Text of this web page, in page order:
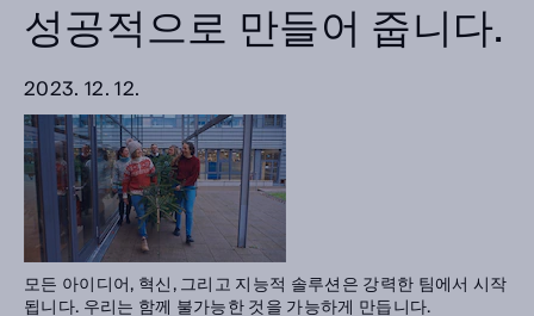
성공적으로 만들어 줍니다.
2023. 12. 12.
모든 아이디어, 혁신, 그리고 지능적 솔루션은 강력한 팀에서 시작
됩니다. 우리는 함께 불가능한 것을 가능하게 만듭니다.